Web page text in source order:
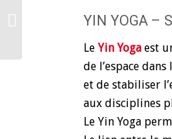
YIN YOGA –
LeYin Yoga est
de l’espace
et de stabiliser
aux disciplines
Le Yin Yoga